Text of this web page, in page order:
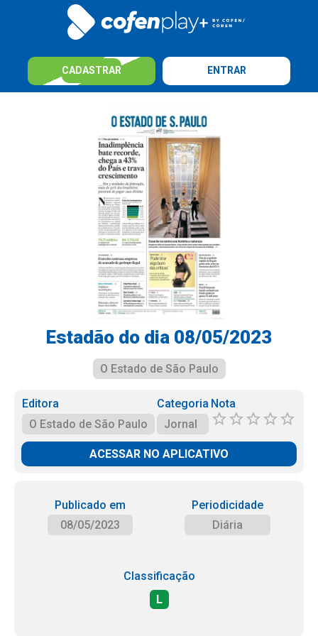
CADASTRAR ENTRAR
Estadão do dia 08/05/2023
O Estado de São Paulo
Editora
O Estado de São Paulo
Categoria
Jornal
Nota
ACESSAR NO APLICATIVO
Publicado em
08/05/2023
Periodicidade
Diária
Classificação
L